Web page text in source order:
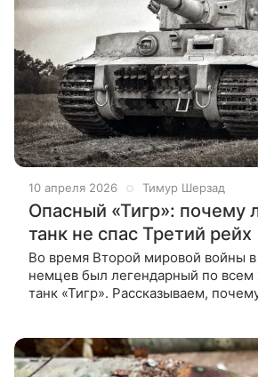
10 апреля 2026 Тимур Шерзад
Опасный «Тигр»: почему
танк не спас Третий рейх
Во время Второй мировой войны в
немцев был легендарный по всем
танк «Тигр». Рассказываем,